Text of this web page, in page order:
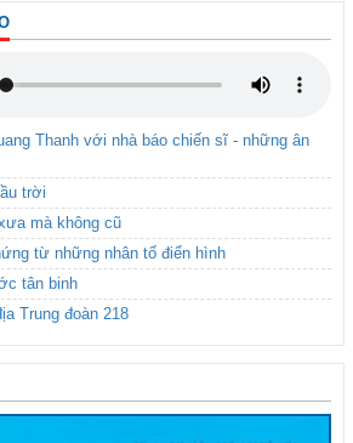
Thanh với nhà báo chiến sĩ - những ân
trời
mà không cũ
từ những nhân tố điển hình
tân binh
Trung đoàn 218